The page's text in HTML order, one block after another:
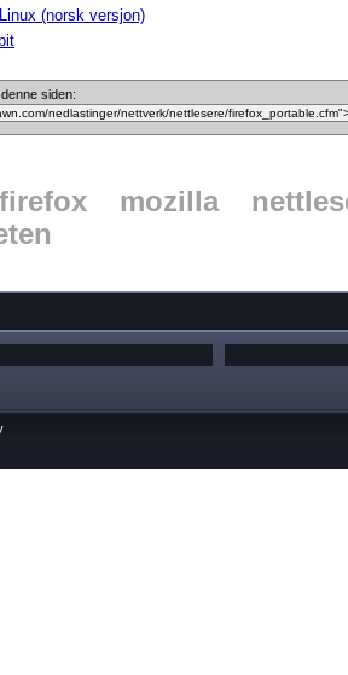
(norsk versjon)
siden:
firefox mozilla